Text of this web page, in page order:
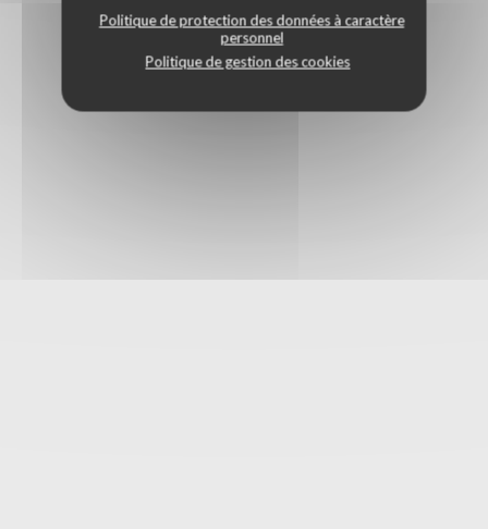
Politique de protection des données à caractère
personnel
Politique de gestion des cookies